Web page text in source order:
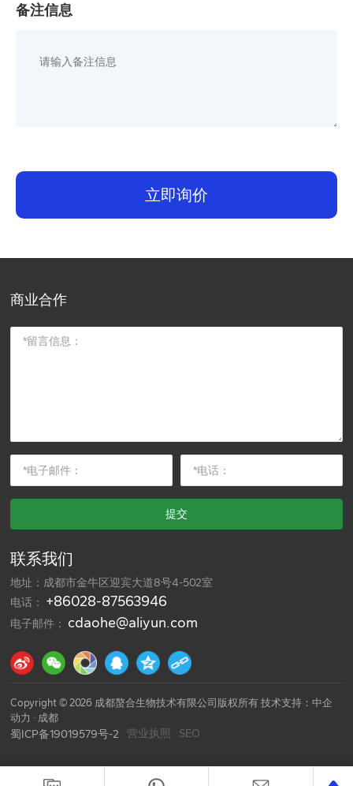
备注信息
立即询价
联系我们
地址：成都市金牛区迎宾大道8号4-502室
电话： +86028-87563946
电子邮件： cdaohe@aliyun.com
商业合作
提交
Copyright © 2026 成都螯合生物技术有限公司版权所有 技术支持：中企
动力 · 成都
蜀ICP备19019579号-2 营业执照 SEO